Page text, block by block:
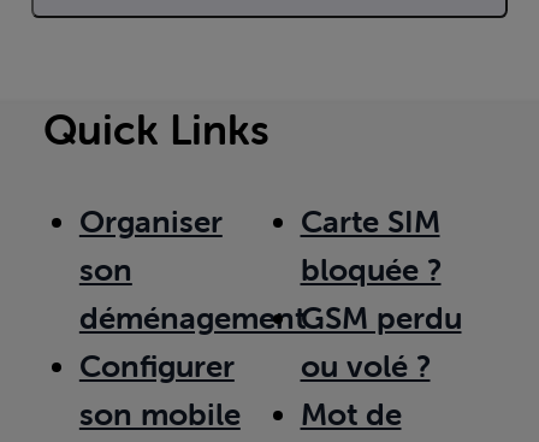
Quick Links
Organiser
son
déménagement
Configurer
son mobile
Carte SIM
bloquée ?
GSM perdu
ou volé ?
Mot de